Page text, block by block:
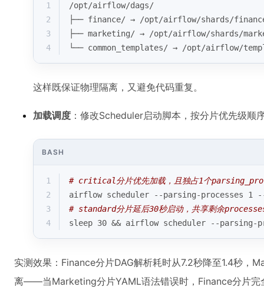
1
/opt/airflow/dags/
2
├── finance/ → /opt/airflow/shards/
3
├── marketing/ → /opt/airflow/shards/
4
└── common_templates/ → /opt/airflow/
这样既保证物理隔离，又避免代码重复。
加载调度 ：修改Scheduler启动脚本，按分片优先级顺
BASH
1
# critical分片优先加载，且独占1个
2
airflow scheduler --parsing-processes 1
3
# standard分片延后30秒启动，共享剩余
4
sleep 30 && airflow scheduler --parsing-
实测效果：Finance分片DAG解析耗时从7.2秒降至1.4秒，
离——当Marketing分片YAML语法错误时，Finance分片完